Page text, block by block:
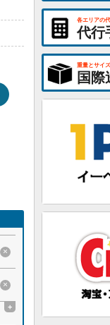
×
×
+
各エリアの
代行
重量とサイ
国